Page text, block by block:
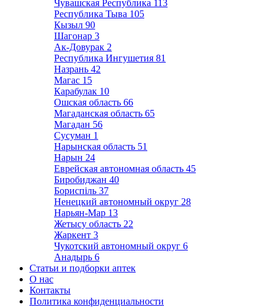
Чувашская Республика 113
Республика Тыва 105
Кызыл 90
Шагонар 3
Ак-Довурак 2
Республика Ингушетия 81
Назрань 42
Магас 15
Карабулак 10
Ошская область 66
Магаданская область 65
Магадан 56
Сусуман 1
Нарынская область 51
Нарын 24
Еврейская автономная область 45
Биробиджан 40
Бориспіль 37
Ненецкий автономный округ 28
Нарьян-Мар 13
Жетысу область 22
Жаркент 3
Чукотский автономный округ 6
Анадырь 6
Статьи и подборки аптек
О нас
Контакты
Политика конфиденциальности